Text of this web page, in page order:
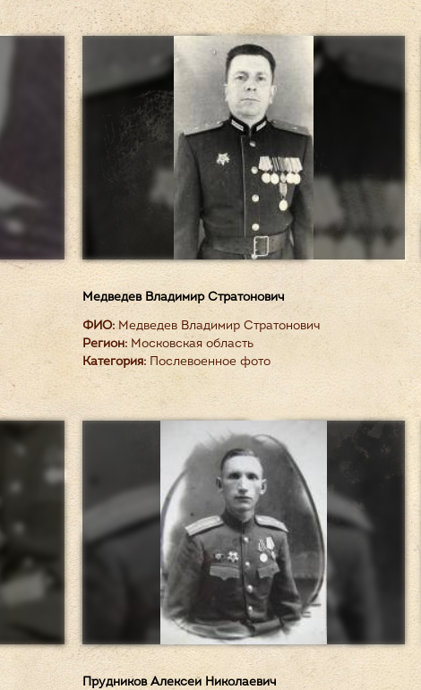
Медведев Владимир Стратонович
ФИО:Медведев Владимир Стратонович
Регион:Московская область
Категория:Послевоенное фото
Прудников Алексей Николаевич